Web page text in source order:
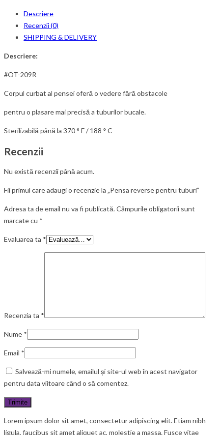
Descriere
Recenzii (0)
SHIPPING & DELIVERY
Descriere:
#OT-209R
Corpul curbat al pensei oferă o vedere fără obstacole
pentru o plasare mai precisă a tuburilor bucale.
Sterilizabilă până la 370 ° F / 188 ° C
Recenzii
Nu există recenzii până acum.
Fii primul care adaugi o recenzie la „Pensa reverse pentru tuburi”
Adresa ta de email nu va fi publicată.Câmpurile obligatorii sunt
marcate cu *
Evaluarea ta *
Recenzia ta *
Nume *
Email *
Salvează-mi numele, emailul și site-ul web în acest navigator
pentru data viitoare când o să comentez.
Lorem ipsum dolor sit amet, consectetur adipiscing elit. Etiam nibh
ligula, faucibus sit amet aliquet ac, molestie a massa. Fusce vitae